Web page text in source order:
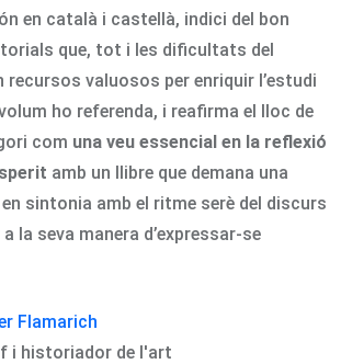
en català i castellà, indici del bon
que, tot i les dificultats del
recursos valuosos per enriquir l’estudi
ho referenda, i reafirma el lloc de
com una veu essencial en la reflexió
amb un llibre que demana una
sintonia amb el ritme serè del discurs
la seva manera d’expressar-se
Flamarich
i historiador de l'art